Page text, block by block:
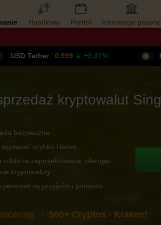
Handlowy Portfel Informacje prawne
Dapatkan VPN
Tether 0.999 ▲ +0.01% Bitcoin
kryptowalut
bezpieczne
szybko i łatwo
i dobrze zaprojektowana, oferując
kryptowaluty
personel są przyjaźni i pomocni
500+ Cryptos - Kraken!